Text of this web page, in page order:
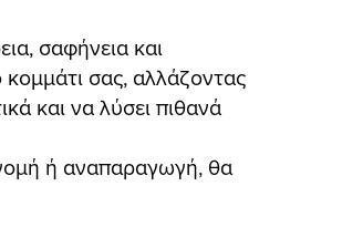
σαφήνεια και
σας, αλλάζοντας
και να λύσει πιθανά
ή αναπαραγωγή, θα